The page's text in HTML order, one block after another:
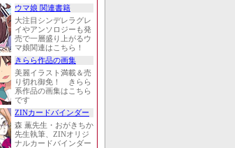
ウマ娘 関連書籍
大注目シンデレラグレ
イやアンソロジーも発
売で一層盛り上がるウ
マ娘関連はこちら！
きらら作品の画集
美麗イラスト満載＆売
り切れ御免！ きらら
系作品の画集はこちら
です
ZINカードバインダー
森 薫先生・おがきちか
先生執筆、ZINオリジ
ナルカードバインダー